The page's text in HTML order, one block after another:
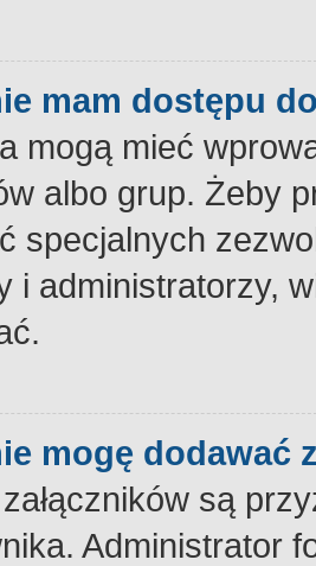
mam dostępu
mogą mieć
albo grup. Żeby
specjalnych
i administratorzy,
mogę dodawać
są
Administrator